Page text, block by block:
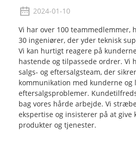
2024-01-10
Vi har over 100 teammedlemmer,
30 ingeniører, der yder teknisk
Vi kan hurtigt reagere på
hastende og tilpassede ordrer. Vi
salgs- og eftersalgsteam, der
kommunikation med kunderne og
eftersalgsproblemer.
bag vores hårde arbejde. Vi
ekspertise og insisterer på at give
produkter og tjenester.